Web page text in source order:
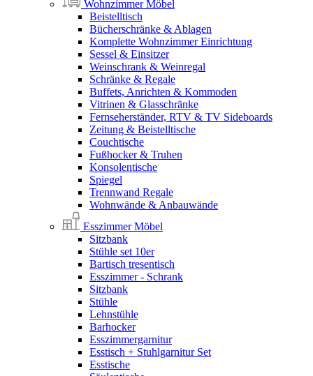
Wohnzimmer Möbel
Beistelltisch
Bücherschränke & Ablagen
Komplette Wohnzimmer Einrichtung
Sessel & Einsitzer
Weinschrank & Weinregal
Schränke & Regale
Buffets, Anrichten & Kommoden
Vitrinen & Glasschränke
Fernseherständer, RTV & TV Sideboards
Zeitung & Beistelltische
Couchtische
Fußhocker & Truhen
Konsolentische
Spiegel
Trennwand Regale
Wohnwände & Anbauwände
Esszimmer Möbel
Sitzbank
Stühle set 10er
Bartisch tresentisch
Esszimmer - Schrank
Sitzbank
Stühle
Lehnstühle
Barhocker
Esszimmergarnitur
Esstisch + Stuhlgarnitur Set
Esstische